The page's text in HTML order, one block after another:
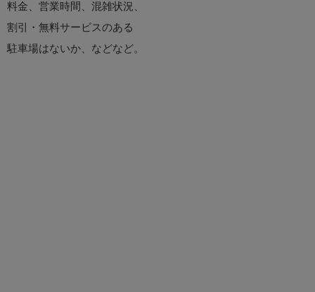
料金、営業時間、混雑状況、
割引・無料サービスのある
駐車場はないか、などなど。